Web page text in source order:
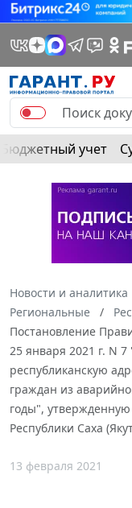
Бюджетный учет
Новости и аналитика
Региональные
Постановление
25 января 2021 г. N
республиканскую
граждан из
годы",
Республики Саха
13 февраля 2021